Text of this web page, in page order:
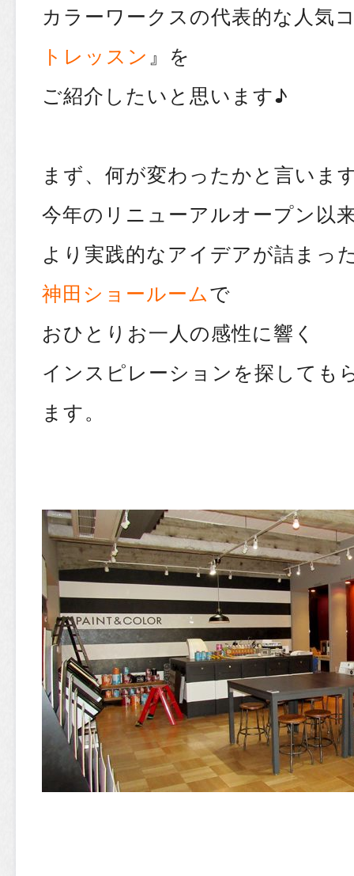
カラーワークスの代表的な人気
トレッスン 』を
ご紹介したいと思います♪
まず、何が変わったかと言いま
今年のリニューアルオープン以
より実践的なアイデアが詰まっ
神田ショールームで
おひとりお一人の感性に響く
インスピレーションを探しても
ます。